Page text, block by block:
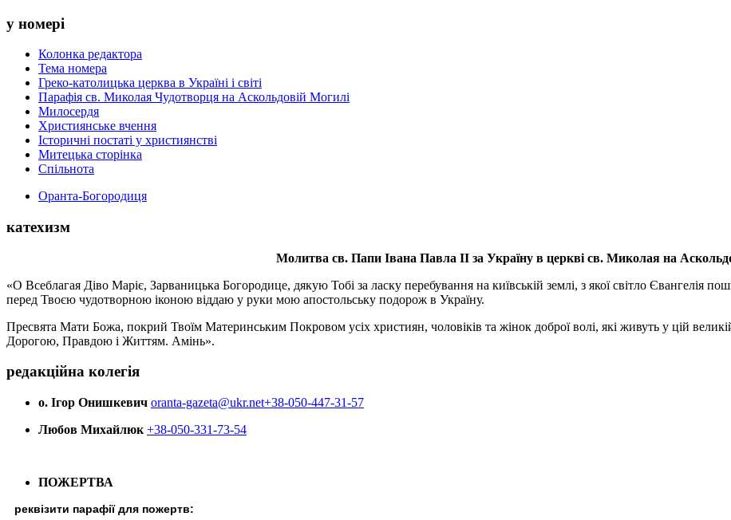
у номері
Колонка редактора
Тема номера
Греко-католицька церква в Україні і світі
Парафія св. Миколая Чудотворця на Аскольдовій Могилі
Милосердя
Християнське вчення
Історичні постаті у християнстві
Митецька сторінка
Спільнота
Оранта-Богородиця
катехизм
Молитва св. Папи Івана Павла ІІ за Україну в церкві св. Миколая на
«О Всеблагая Діво Маріє, Зарваницька Богородице, дякую Тобі за ласку перебування на київській землі, з якої світло Євангелія
перед Твоєю чудотворною іконою віддаю у руки мою апостольську подорож в Україну.
Пресвята Мати Божа, покрий Твоїм Материнським Покровом усіх християн, чоловіків та жінок доброї волі, які живуть у цій
Дорогою, Правдою і Життям. Амінь».
редакційна колегія
о. Ігор Онишкевич oranta-gazeta@ukr.net+38-050-447-31-57
Любов Михайлюк +38-050-331-73-54
ПОЖЕРТВА
реквізити парафії для пожертв: